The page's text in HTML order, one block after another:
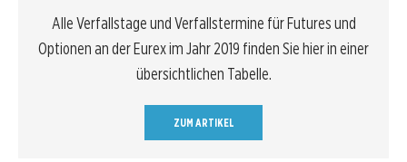
Alle Verfallstage und Verfallstermine für Futures und
Optionen an der Eurex im Jahr 2019 finden Sie hier in einer
übersichtlichen Tabelle.
ZUM ARTIKEL